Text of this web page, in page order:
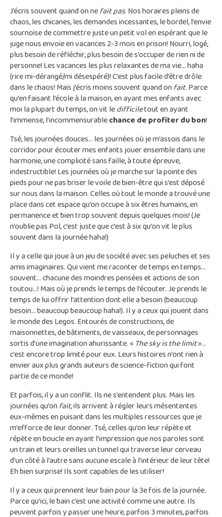
J’écris souvent quand on nefait pas. Nos horaires pleins de
chaos, les chicanes, les demandes incessantes, le bordel, l’envie
sournoise de commettre juste un petit vol en espérant que le
juge nous envoie en vacances 2-3 mois en prison! Nourri, logé,
plus besoin de réfléchir, plus besoin de s’occuper de rien ni de
personne! Les vacances les plus relaxantes de ma vie… haha
(rire mi-dérangé/mi désespéré)! C’est plus facile d’être drôle
dans le chaos! Mais j’écris moins souvent quand onfait. Parce
qu’en faisant l’école à la maison, en ayant mes enfants avec
moi la plupart du temps, on vit ledifficiletout en ayant
l’immense, l’incommensurablechance de profiter du bon!
Tsé, les journées douces… les journées où je m’assois dans le
corridor pour écouter mes enfants jouer ensemble dans une
harmonie, une complicité sans faille, à toute épreuve,
indestructible! Les journées où je marche sur la pointe des
pieds pour ne pas briser le voile de bien-être qui s’est déposé
sur nous dans la maison. Celles où tout le monde a trouvé une
place dans cet espace qu’on occupe à six êtres humains, en
permanence et bien trop souvent depuis quelques mois! (Je
n’oublie pas Pol, c’est juste que c’est à six qu’on vit le plus
souvent dans la journée haha!)
Il y a celle qui joue à un jeu de société avec ses peluches et ses
amis imaginaires. Qui vient me raconter de temps en temps…
souvent… chacune des moindres pensées et actions de son
toutou…! Mais où je prends le temps de l’écouter. Je prends le
temps de lui offrir l’attention dont elle a besoin (beaucoup
besoin… beaucoup beaucoup haha!). Il y a ceux qui jouent dans
le monde des Legos. Entourés de constructions, de
maisonnettes, de bâtiments, de vaisseaux, de personnages
sortis d’une imagination ahurissante. «The sky is the limit»…
c’est encore trop limité pour eux. Leurs histoires n’ont rien à
envier aux plus grands auteurs de science-fiction qui font
partie de ce monde!
Et parfois, il y a un conflit. Ils ne s’entendent plus. Mais les
journées qu’onfait, ils arrivent à régler leurs mésententes
eux-mêmes en puisant dans les multiples ressources que je
m’efforce de leur donner. Tsé, celles qu’on leur répète et
répète en boucle en ayant l’impression que nos paroles sont
un train et leurs oreilles un tunnel qui traverse leur cerveau
d’un côté à l’autre sans aucune escale à l’intérieur de leur tête!
Eh bien surprise! Ils sont capables de les utiliser!
Il y a ceux qui prennent leur bain pour la 3e fois de la journée.
Parce qu’ici, le bain c’est une activité comme une autre. Ils
peuvent parfois y passer une heure, parfois 3 minutes, parfois